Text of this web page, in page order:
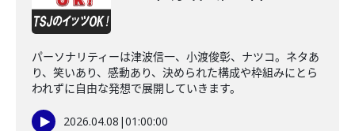
パーソナリティーは津波信一、小渡俊彰、ナツコ。ネタあ
り、笑いあり、感動あり、決められた構成や枠組みにとら
われずに自由な発想で展開していきます。
2026.04.08 |01:00:00